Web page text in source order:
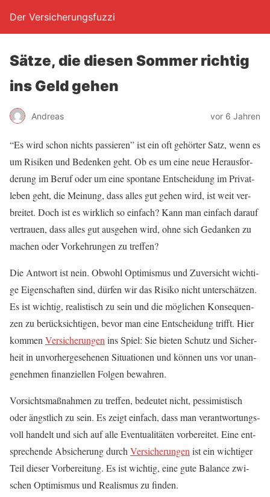
Der Versicherungsfuzzi
Sät­ze, die die­sen Som­mer rich­tig
ins Geld gehen
Andreas vor 6 Jahren
“Es wird schon nichts pas­sie­ren” ist ein oft gehör­ter Satz, wenn es
um Risi­ken und Beden­ken geht. Ob es um eine neue Her­aus­for­
de­rung im Beruf oder um eine spon­ta­ne Ent­schei­dung im Pri­vat­
le­ben geht, die Mei­nung, dass alles gut gehen wird, ist weit ver­
brei­tet. Doch ist es wirk­lich so ein­fach? Kann man ein­fach dar­auf
ver­trau­en, dass alles gut aus­ge­hen wird, ohne sich Gedan­ken zu
machen oder Vor­keh­run­gen zu treffen?
Die Ant­wort ist nein. Obwohl Opti­mis­mus und Zuver­sicht wich­ti­
ge Eigen­schaf­ten sind, dür­fen wir das Risi­ko nicht unter­schät­zen.
Es ist wich­tig, rea­lis­tisch zu sein und die mög­li­chen Kon­se­quen­
zen zu berück­sich­ti­gen, bevor man eine Ent­schei­dung trifft. Hier
kom­men Ver­si­che­run­gen ins Spiel: Sie bie­ten Schutz und Sicher­
heit in unvor­her­ge­se­he­nen Situa­tio­nen und kön­nen uns vor unan­
ge­neh­men finan­zi­el­len Fol­gen bewahren.
Vor­sichts­maß­nah­men zu tref­fen, bedeu­tet nicht, pes­si­mis­tisch
oder ängst­lich zu sein. Es zeigt ein­fach, dass man ver­ant­wor­tungs­
voll han­delt und sich auf alle Even­tua­li­tä­ten vor­be­rei­tet. Eine ent­
spre­chen­de Absi­che­rung durch Ver­si­che­run­gen ist ein wich­ti­ger
Teil die­ser Vor­be­rei­tung. Es ist wich­tig, eine gute Balan­ce zwi­
schen Opti­mis­mus und Rea­lis­mus zu finden.